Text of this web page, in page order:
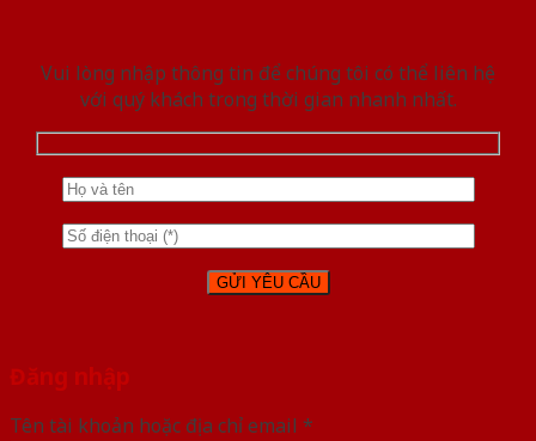
Vui lòng nhập thông tin để chúng tôi có thể liên hệ
với quý khách trong thời gian nhanh nhất.
Đăng nhập
Tên tài khoản hoặc địa chỉ email *